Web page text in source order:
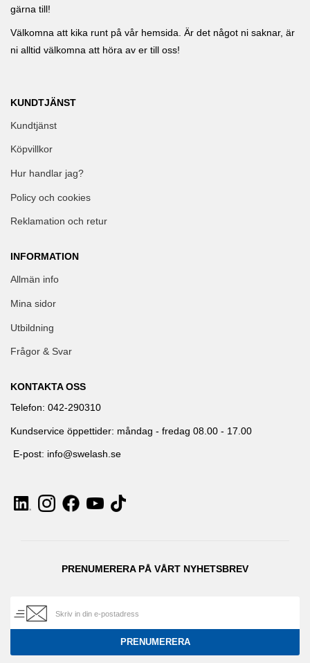
gärna till!
Välkomna att kika runt på vår hemsida. Är det något ni saknar, är
ni alltid välkomna att höra av er till oss!
KUNDTJÄNST
Kundtjänst
Köpvillkor
Hur handlar jag?
Policy och cookies
Reklamation och retur
INFORMATION
Allmän info
Mina sidor
Utbildning
Frågor & Svar
KONTAKTA OSS
Telefon: 042-290310
Kundservice öppettider: måndag - fredag 08.00 - 17.00
E-post: info@swelash.se
PRENUMERERA PÅ VÅRT NYHETSBREV
PRENUMERERA